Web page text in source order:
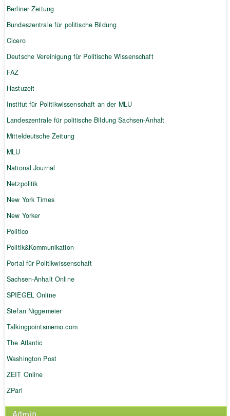
Berliner Zeitung
Bundeszentrale für politische Bildung
Cicero
Deutsche Vereinigung für Politische Wissenschaft
FAZ
Hastuzeit
Institut für Politikwissenschaft an der MLU
Landeszentrale für politische Bildung Sachsen-Anhalt
Mitteldeutsche Zeitung
MLU
National Journal
Netzpolitik
New York Times
New Yorker
Politico
Politik&Kommunikation
Portal für Politikwissenschaft
Sachsen-Anhalt Online
SPIEGEL Online
Stefan Niggemeier
Talkingpointsmemo.com
The Atlantic
Washington Post
ZEIT Online
ZParl
Admin